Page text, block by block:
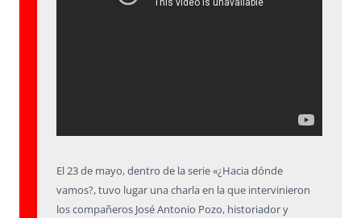
El 23 de mayo, dentro de la serie «¿Hacia dónde
vamos?, tuvo lugar una charla en la que intervinieron
los compañeros José Antonio Pozo, historiador y